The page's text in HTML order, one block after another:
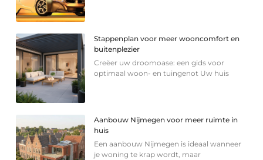
Stappenplan voor meer wooncomfort en
buitenplezier
Creëer uw droomoase: een gids voor
optimaal woon- en tuingenot Uw huis
Aanbouw Nijmegen voor meer ruimte in
huis
Een aanbouw Nijmegen is ideaal wanneer
je woning te krap wordt, maar